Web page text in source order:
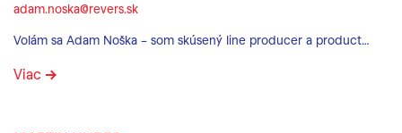
adam.noska@revers.sk
Volám sa Adam Noška – som skúsený line producer a product…
Viac